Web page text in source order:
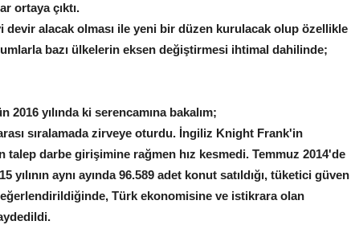
ortaya çıktı.
devir alacak olması ile yeni bir düzen kurulacak olup özellikle
bazı ülkelerin eksen değiştirmesi ihtimal dahilinde;
yılında ki serencamına bakalım;
sıralamada zirveye oturdu. İngiliz Knight Frank'in
darbe girişimine rağmen hız kesmedi. Temmuz 2014'de
yılının aynı ayında 96.589 adet konut satıldığı, tüketici güven
Türk ekonomisine ve istikrara olan